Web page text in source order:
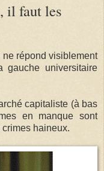
il faut les
ne répond visiblement
universitaire
capitaliste (à bas
en manque sont
haineux.